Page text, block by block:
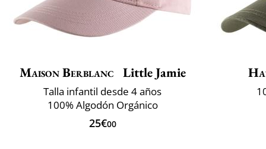
Maison Berblanc Little Jamie
Talla infantil desde 4 años
100% Algodón Orgánico
25€00